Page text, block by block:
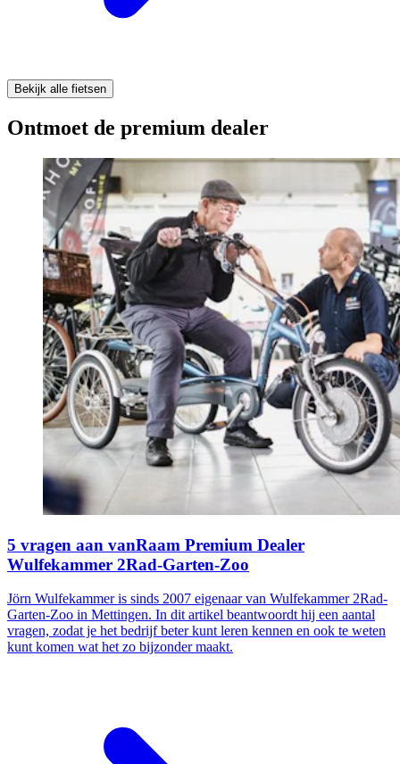
Bekijk alle fietsen
Ontmoet de premium dealer
5 vragen aan vanRaam Premium Dealer
Wulfekammer 2Rad-Garten-Zoo
Jörn Wulfekammer is sinds 2007 eigenaar van Wulfekammer 2Rad-
Garten-Zoo in Mettingen​. In dit artikel beantwoordt hij een aantal
vragen, zodat je het bedrijf beter kunt leren kennen en ook te weten
kunt komen wat het zo bijzonder maakt.